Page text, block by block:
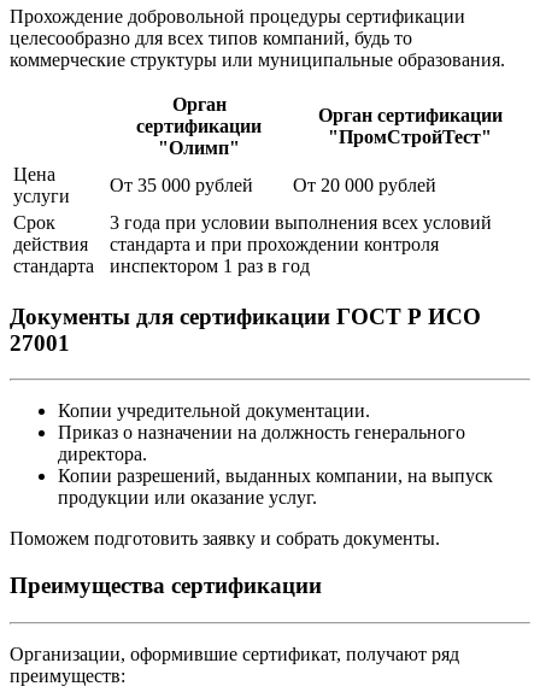
Прохождение добровольной процедуры сертификации
целесообразно для всех типов компаний, будь то
коммерческие структуры или муниципальные образования.
Орган
сертификации
"Олимп"
Орган сертификации
"ПромСтройТест"
Цена
услуги
От 35 000 рублей
От 20 000 рублей
Срок
действия
стандарта
3 года при условии выполнения всех условий
стандарта и при прохождении контроля
инспектором 1 раз в год
Документы для сертификации ГОСТ Р ИСО
27001
Копии учредительной документации.
Приказ о назначении на должность генерального
директора.
Копии разрешений, выданных компании, на выпуск
продукции или оказание услуг.
Поможем подготовить заявку и собрать документы.
Преимущества сертификации
Организации, оформившие сертификат, получают ряд
преимуществ: